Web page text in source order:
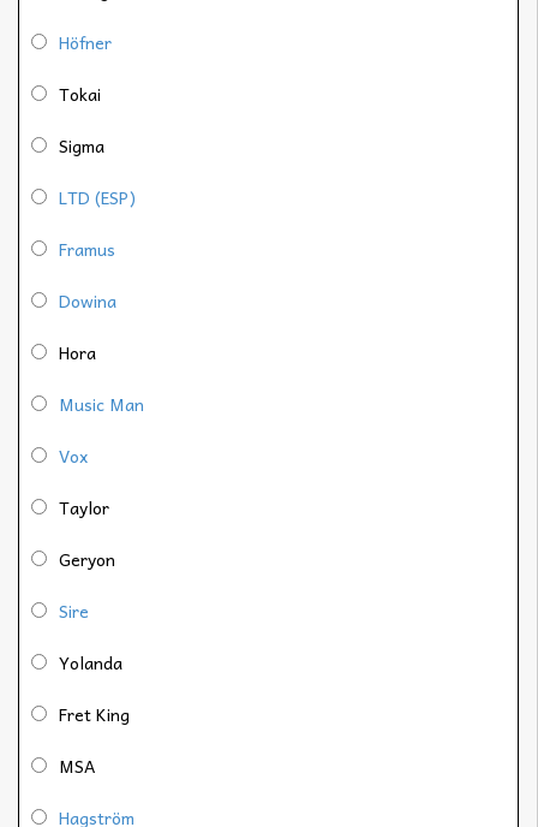
Höfner
Tokai
Sigma
LTD (ESP)
Framus
Dowina
Hora
Music Man
Vox
Taylor
Geryon
Sire
Yolanda
Fret King
MSA
Hagström